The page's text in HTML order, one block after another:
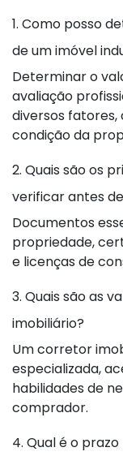
1. Como posso
de um imóvel
Determinar o
avaliação
diversos
condição da
2. Quais são os
verificar antes
Documentos
propriedade,
e licenças de
3. Quais são as
imobiliário?
Um corretor
especializada,
habilidades de
comprador.
4. Qual é o